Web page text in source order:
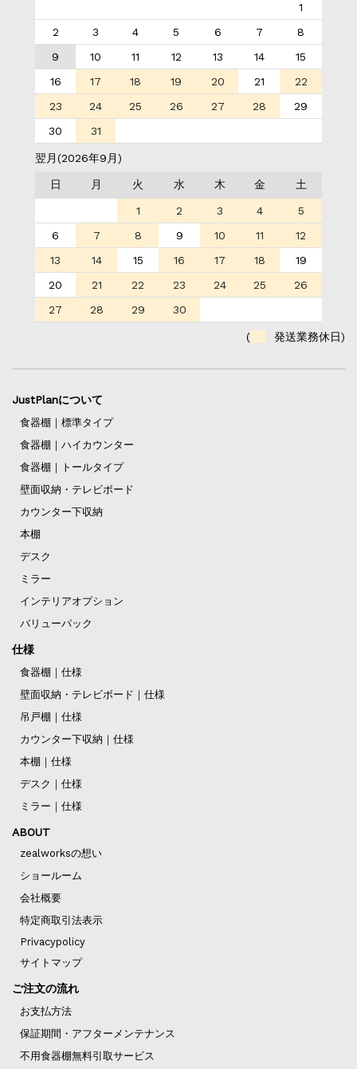
1
2
3 4 5 6 7
8
9
10 11 12 13 14
15
16
17 18 19 20 21
22
23
24 25 26 27 28
29
30
31
翌月(2026年9月)
日 月 火 水 木 金 土
1 2 3 4
5
6
7 8 9 10 11
12
13
14 15 16 17 18
19
20
21 22 23 24 25
26
27
28 29 30
( 発送業務休日)
JustPlanについて
食器棚｜標準タイプ
食器棚｜ハイカウンター
食器棚｜トールタイプ
壁面収納・テレビボード
カウンター下収納
本棚
デスク
ミラー
インテリアオプション
バリューパック
仕様
食器棚｜仕様
壁面収納・テレビボード｜仕様
吊戸棚｜仕様
カウンター下収納｜仕様
本棚｜仕様
デスク｜仕様
ミラー｜仕様
ABOUT
zealworksの想い
ショールーム
会社概要
特定商取引法表示
Privacypolicy
サイトマップ
ご注文の流れ
お支払方法
保証期間・アフターメンテナンス
不用食器棚無料引取サービス